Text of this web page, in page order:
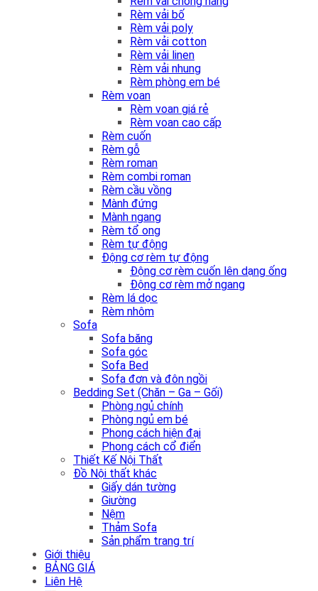
Rèm vải bố
Rèm vải poly
Rèm vải cotton
Rèm vải linen
Rèm vải nhung
Rèm phòng em bé
Rèm voan
Rèm voan giá rẻ
Rèm voan cao cấp
Rèm cuốn
Rèm gỗ
Rèm roman
Rèm combi roman
Rèm cầu vồng
Mành đứng
Mành ngang
Rèm tổ ong
Rèm tự động
Động cơ rèm tự động
Động cơ rèm cuốn lên dạng ống
Động cơ rèm mở ngang
Rèm lá dọc
Rèm nhôm
Sofa
Sofa băng
Sofa góc
Sofa Bed
Sofa đơn và đôn ngồi
Bedding Set (Chăn – Ga – Gối)
Phòng ngủ chính
Phòng ngủ em bé
Phong cách hiện đại
Phong cách cổ điển
Thiết Kế Nội Thất
Đồ Nội thất khác
Giấy dán tường
Giường
Nệm
Thảm Sofa
Sản phẩm trang trí
Giới thiệu
BẢNG GIÁ
Liên Hệ